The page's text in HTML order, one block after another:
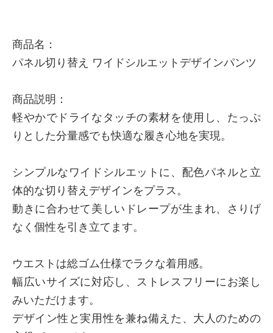
商品名：
パネル切り替え ワイドシルエットデザインパンツ
商品説明：
軽やかでドライなタッチの素材を使用し、たっぷ
りとした分量感でも快適な履き心地を実現。
シンプルなワイドシルエットに、配色パネルと立
体的な切り替えデザインをプラス。
動きに合わせて美しいドレープが生まれ、さりげ
なく個性を引き立てます。
ウエストは総ゴム仕様でラクな着用感。
幅広いサイズに対応し、ストレスフリーにお楽し
みいただけます。
デザイン性と実用性を兼ね備えた、大人のための